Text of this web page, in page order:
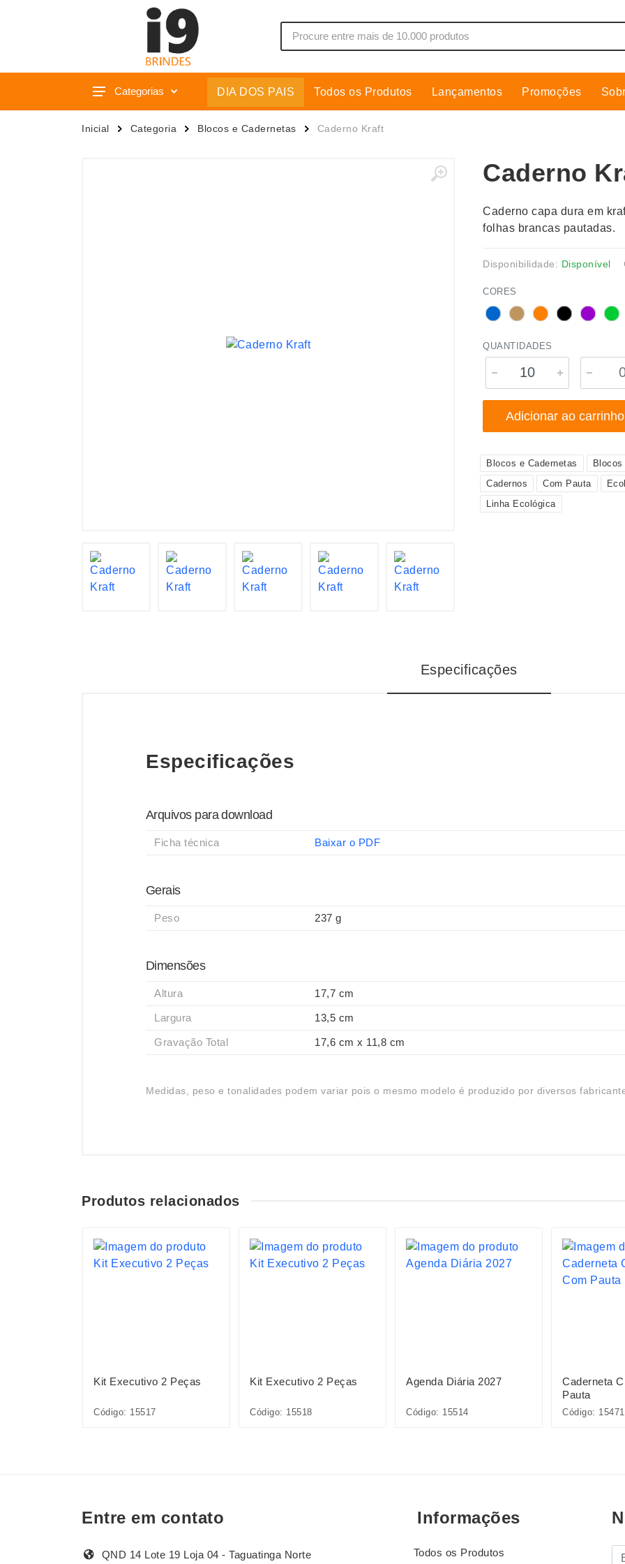
Categorias
Acessórios p/ Celular
Caixas de Som
Cooler
Cozinha
Cuidados Pessoais
DIA DOS PAIS Todos os Produtos Lançamentos Promoções
Inicial Categoria Blocos e Cadernetas Caderno Kraft
Caderno
Caderno capa dura em
folhas brancas pautadas.
Disponibilidade: Disponível
CORES
QUANTIDADES
Adicionar ao carrinho
Blocos e Cadernetas
Cadernos
Com Pauta
Linha Ecológica
Especificações
Especificações
Arquivos para download
Ficha técnica Baixar o PDF
Gerais
Peso 237 g
Dimensões
Altura 17,7 cm
Largura 13,5 cm
Gravação Total 17,6 cm x 11,8 cm
Medidas, peso e tonalidades podem variar pois o mesmo modelo é produzido por diversos
Produtos relacionados
Kit Executivo 2 Peças
Código: 15517
Kit Executivo 2 Peças
Código: 15518
Agenda Diária 2027
Código: 15514
Caderneta
Pauta
Código: 15471
Entre em contato
QND 14 Lote 19 Loja 04 - Taguatinga Norte
Informações
Todos os Produtos